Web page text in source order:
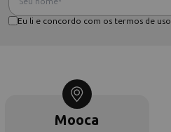
Eu li e concordo com os termos de uso
Mooca